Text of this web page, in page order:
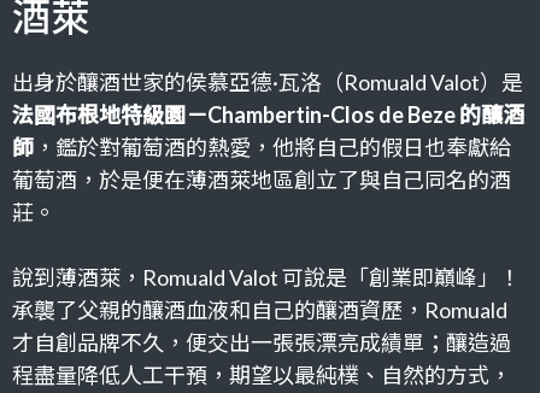
酒萊
出身於釀酒世家的侯慕亞德·瓦洛（Romuald Valot）是
法國布根地特級園－Chambertin-Clos de Beze 的釀酒
師 ，鑑於對葡萄酒的熱愛，他將自己的假日也奉獻給
葡萄酒，於是便在薄酒萊地區創立了與自己同名的酒
莊。
說到薄酒萊，Romuald Valot 可說是「創業即巔峰」！
承襲了父親的釀酒血液和自己的釀酒資歷，Romuald
才自創品牌不久，便交出一張張漂亮成績單；釀造過
程盡量降低人工干預，期望以最純樸、自然的方式，